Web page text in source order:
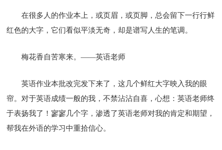
在很多人的作业本上，或页眉，或页脚，总会留下一行行鲜
红色的大字，它们看似平淡无奇，却是谱写人生的笔调。
梅花香自苦寒来。——英语老师
英语作业本批改完发下来了，这几个鲜红大字映入我的眼
帘。对于英语成绩一般的我，不禁沾沾自喜，心想：英语老师终
于表扬我了！寥寥几个字，渗透了英语老师对我的肯定和期望，
帮我在外语的学习中重拾信心。